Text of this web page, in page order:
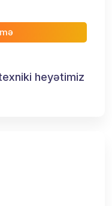
heyətimiz